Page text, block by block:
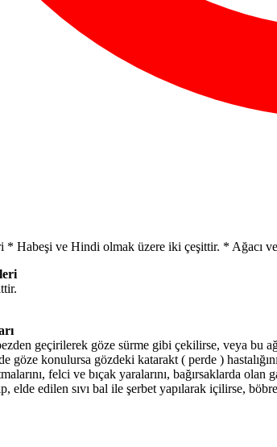
* Habeşi ve Hindi olmak üzere iki çeşittir. * Ağacı
geçirilerek göze sürme gibi çekilirse, veya bu
göze konulursa gözdeki katarakt ( perde )
felci ve bıçak yaralarını, bağırsaklarda olan
elde edilen sıvı bal ile şerbet yapılarak içilirse,